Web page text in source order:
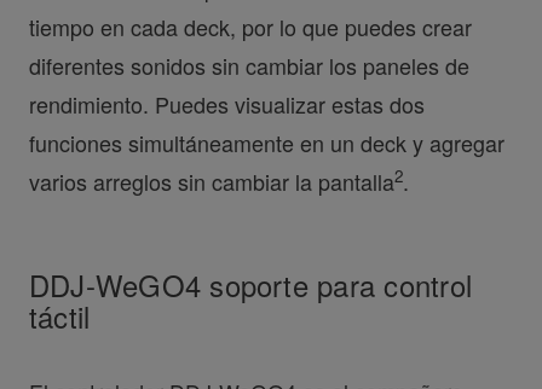
tiempo en cada deck, por lo que puedes crear
diferentes sonidos sin cambiar los paneles de
rendimiento. Puedes visualizar estas dos
funciones simultáneamente en un deck y agregar
varios arreglos sin cambiar la pantalla2.
DDJ-WeGO4 soporte para control
táctil